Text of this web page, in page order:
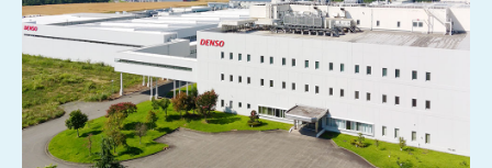
パワーカード メータ
パワー半導体･IGBT
人材の活躍